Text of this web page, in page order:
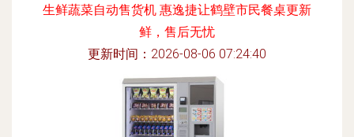
生鲜蔬菜自动售货机 惠逸捷让鹤壁市民餐桌更新
鲜，售后无忧
更新时间：2026-08-06 07:24:40